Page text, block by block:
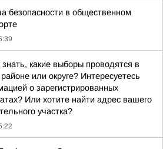
безопасности в общественном
знать, какие выборы проводятся в
или округе? Интересуетесь
о зарегистрированных
Или хотите найти адрес вашего
участка?